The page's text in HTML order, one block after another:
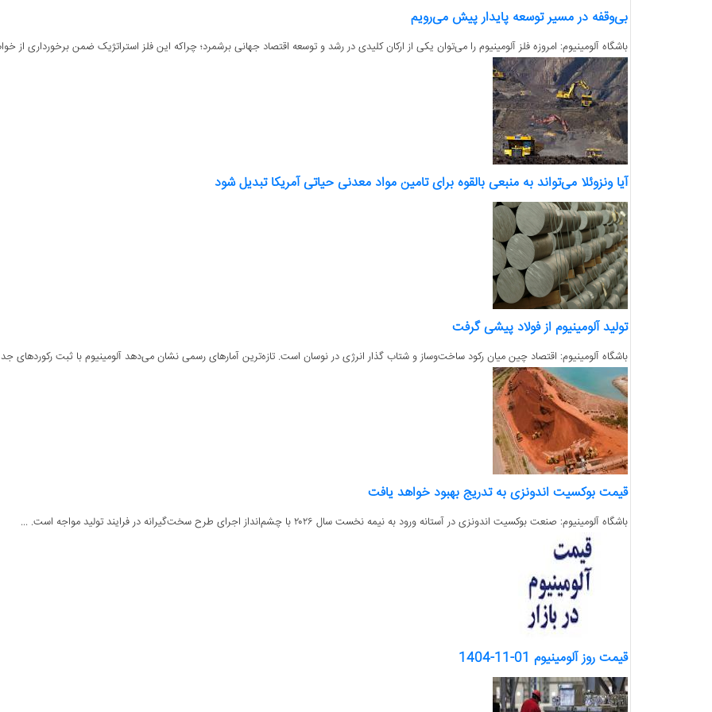
بی‌وقفه در مسیر توسعه پایدار پیش می‌رویم
باشگاه آلومینیوم: امروزه فلز آلومینیوم را می‌توان یکی از ارکان کلیدی در رشد و توسعه اقتصاد جهانی برشمرد؛ چراکه این فلز استراتژیک ضمن برخورداری از
آیا ونزوئلا می‌تواند به منبعی بالقوه برای تامین مواد معدنی حیاتی آمریکا تبدیل شود
تولید آلومینیوم از فولاد پیشی گرفت
باشگاه آلومینیوم: اقتصاد چین میان رکود ساخت‌وساز و شتاب گذار انرژی در نوسان است. تازه‌ترین آمارهای رسمی نشان می‌دهد آلومینیوم با ثبت رکوردهای
قیمت‌ بوکسیت اندونزی به تدریج بهبود خواهد یافت
باشگاه آلومینیوم: صنعت بوکسیت اندونزی در آستانه ورود به نیمه نخست سال ۲۰۲۶ با چشم‌انداز اجرای طرح سخت‌گیرانه در فرایند تولید مواجه است. ...
قیمت روز آلومینیوم 01-11-1404